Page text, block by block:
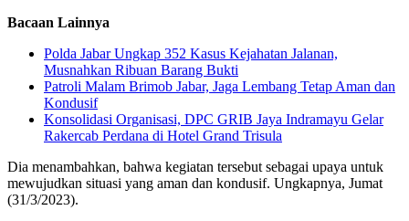
Bacaan Lainnya
Polda Jabar Ungkap 352 Kasus Kejahatan Jalanan,
Musnahkan Ribuan Barang Bukti
Patroli Malam Brimob Jabar, Jaga Lembang Tetap Aman dan
Kondusif
Konsolidasi Organisasi, DPC GRIB Jaya Indramayu Gelar
Rakercab Perdana di Hotel Grand Trisula
Dia menambahkan, bahwa kegiatan tersebut sebagai upaya untuk
mewujudkan situasi yang aman dan kondusif. Ungkapnya, Jumat
(31/3/2023).